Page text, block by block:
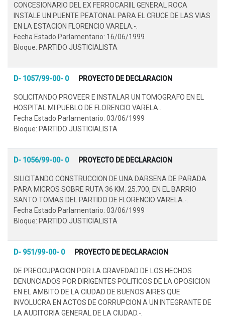
CONCESIONARIO DEL EX FERROCARIIL GENERAL ROCA
INSTALE UN PUENTE PEATONAL PARA EL CRUCE DE LAS VIAS
EN LA ESTACION FLORENCIO VARELA.-.
Fecha Estado Parlamentario: 16/06/1999
Bloque: PARTIDO JUSTICIALISTA
D- 1057/99-00- 0 PROYECTO DE DECLARACION
SOLICITANDO PROVEER E INSTALAR UN TOMOGRAFO EN EL
HOSPITAL MI PUEBLO DE FLORENCIO VARELA..
Fecha Estado Parlamentario: 03/06/1999
Bloque: PARTIDO JUSTICIALISTA
D- 1056/99-00- 0 PROYECTO DE DECLARACION
SILICITANDO CONSTRUCCION DE UNA DARSENA DE PARADA
PARA MICROS SOBRE RUTA 36 KM. 25.700, EN EL BARRIO
SANTO TOMAS DEL PARTIDO DE FLORENCIO VARELA.-.
Fecha Estado Parlamentario: 03/06/1999
Bloque: PARTIDO JUSTICIALISTA
D- 951/99-00- 0 PROYECTO DE DECLARACION
DE PREOCUPACION POR LA GRAVEDAD DE LOS HECHOS
DENUNCIADOS POR DIRIGENTES POLITICOS DE LA OPOSICION
EN EL AMBITO DE LA CIUDAD DE BUENOS AIRES QUE
INVOLUCRA EN ACTOS DE CORRUPCION A UN INTEGRANTE DE
LA AUDITORIA GENERAL DE LA CIUDAD.-.